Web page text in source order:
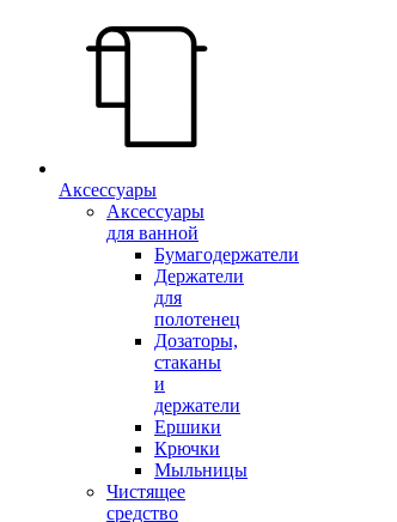
Аксессуары
Аксессуары
для ванной
Бумагодержатели
Держатели
для
полотенец
Дозаторы,
стаканы
и
держатели
Ершики
Крючки
Мыльницы
Чистящее
средство